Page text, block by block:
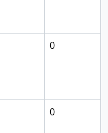
0
0